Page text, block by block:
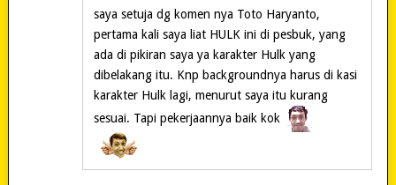
saya setuja dg komen nya Toto Haryanto,
pertama kali saya liat HULK ini di pesbuk, yang
ada di pikiran saya ya karakter Hulk yang
dibelakang itu. Knp backgroundnya harus di kasi
karakter Hulk lagi, menurut saya itu kurang
sesuai. Tapi pekerjaannya baik kok